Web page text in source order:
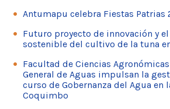
Antumapu celebra Fiestas Patrias
Futuro proyecto de innovación y
sostenible del cultivo de la tuna
Facultad de Ciencias
General de Aguas impulsan la
curso de Gobernanza del Agua en
Coquimbo